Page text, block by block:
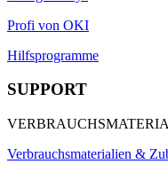
Profi von OKI
Hilfsprogramme
SUPPORT
Verbrauchsmaterialien &